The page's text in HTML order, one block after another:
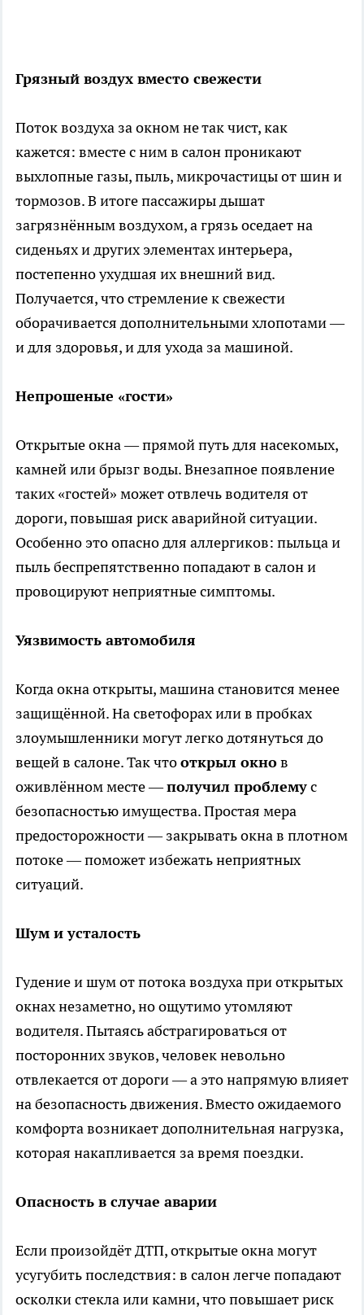
Грязный воздух вместо свежести
Поток воздуха за окном не так чист, как
кажется: вместе с ним в салон проникают
выхлопные газы, пыль, микрочастицы от шин и
тормозов. В итоге пассажиры дышат
загрязнённым воздухом, а грязь оседает на
сиденьях и других элементах интерьера,
постепенно ухудшая их внешний вид.
Получается, что стремление к свежести
оборачивается дополнительными хлопотами —
и для здоровья, и для ухода за машиной.
Непрошеные «гости»
Открытые окна — прямой путь для насекомых,
камней или брызг воды. Внезапное появление
таких «гостей» может отвлечь водителя от
дороги, повышая риск аварийной ситуации.
Особенно это опасно для аллергиков: пыльца и
пыль беспрепятственно попадают в салон и
провоцируют неприятные симптомы.
Уязвимость автомобиля
Когда окна открыты, машина становится менее
защищённой. На светофорах или в пробках
злоумышленники могут легко дотянуться до
вещей в салоне. Так чтооткрыл окнов
оживлённом месте —получил проблемус
безопасностью имущества. Простая мера
предосторожности — закрывать окна в плотном
потоке — поможет избежать неприятных
ситуаций.
Шум и усталость
Гудение и шум от потока воздуха при открытых
окнах незаметно, но ощутимо утомляют
водителя. Пытаясь абстрагироваться от
посторонних звуков, человек невольно
отвлекается от дороги — а это напрямую влияет
на безопасность движения. Вместо ожидаемого
комфорта возникает дополнительная нагрузка,
которая накапливается за время поездки.
Опасность в случае аварии
Если произойдёт ДТП, открытые окна могут
усугубить последствия: в салон легче попадают
осколки стекла или камни, что повышает риск